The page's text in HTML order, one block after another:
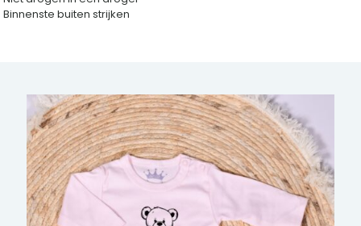
Binnenste buiten strijken